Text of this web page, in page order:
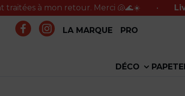
retour. Merci 🐚🌊☀️ • Livraison
LA MARQUE PRO
DÉCO